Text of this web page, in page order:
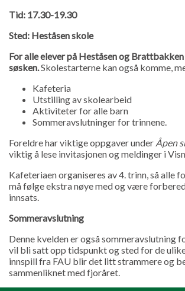
Tid: 17.30-19.30
Sted: Heståsen skole
For alle elever på Heståsen og
søsken.Skolestarterne kan også komme,
Kafeteria
Utstilling av skolearbeid
Aktiviteter for alle barn
Sommeravslutninger for trinnene.
Foreldre har viktige oppgaver under Åpen
viktig å lese invitasjonen og meldinger i
Kafeteriaen organiseres av 4. trinn, så alle
må følge ekstra nøye med og være
innsats.
Sommeravslutning
Denne kvelden er også sommeravslutning
vil bli satt opp tidspunkt og sted for de
innspill fra FAU blir det litt strammere og
sammenliknet med fjoråret.